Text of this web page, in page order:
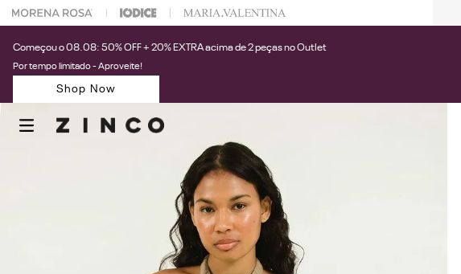
na sua 1° compra usando o cupom: PRIMEIRAZIN
Começou o 08.08: 50% OFF + 20% EXTRA acima de 2 peças no Outlet
Por tempo limitado - Aproveite!
Shop Now